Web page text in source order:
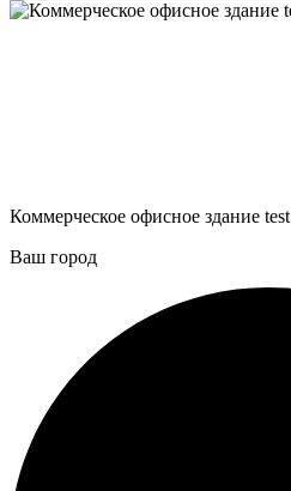
Коммерческое офисное здание test
Ваш город